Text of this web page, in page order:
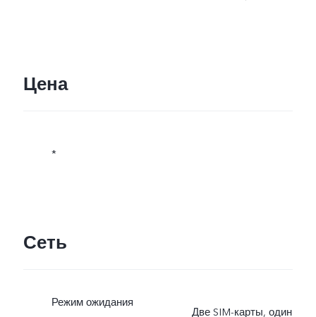
Цена
*
Сеть
Режим ожидания
Две SIM-карты, один